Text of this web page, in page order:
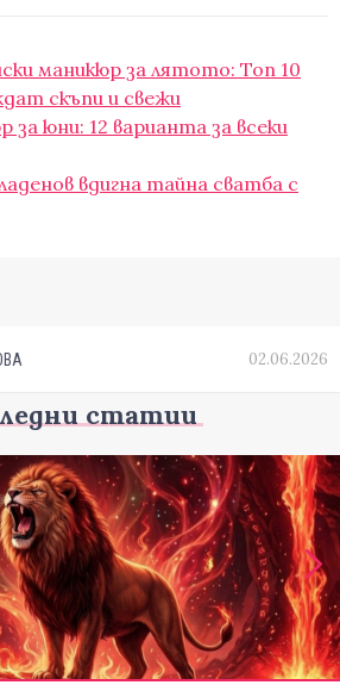
маникюр за лятото: Топ 10
скъпи и свежи
за юни: 12 варианта за всеки
вдигна тайна сватба с
02.06.2026
статии